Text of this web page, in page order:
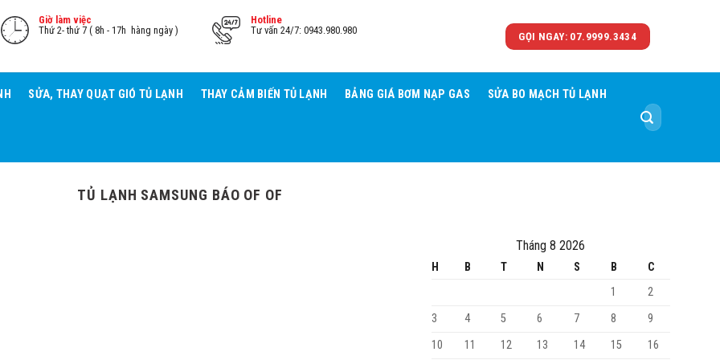
Giờ làm việc
Thứ 2- thứ 7 ( 8h - 17h hàng ngày )
Hotline
Tư vấn 24/7: 0943.980.980
GỌI NGAY: 07.9999.3434
SỬA, THAY QUẠT GIÓ TỦ LẠNH THAY CẢM BIẾN TỦ LẠNH BẢNG GIÁ BƠM NẠP GAS SỬA BO MẠCH TỦ LẠNH
Tìm
kiếm:
TỦ LẠNH SAMSUNG BÁO OF OF
Tháng 8 2026
H B T N S B
C
1
2
3
4 5 6 7 8
9
10
11 12 13 14 15
16